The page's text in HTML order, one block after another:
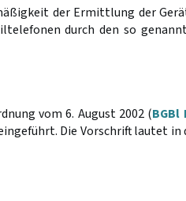
der Ermittlung der
durch den so
vom 6. August 2002 (BGBl
Die Vorschrift lautet in